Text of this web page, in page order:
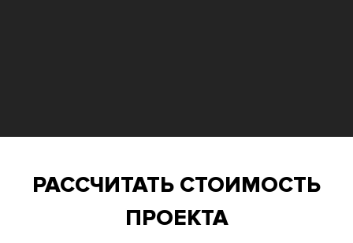
РАССЧИТАТЬ СТОИМОСТЬ
ПРОЕКТА